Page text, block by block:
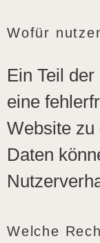
Wofür
Ein Teil
eine
Website zu
Daten
Welche